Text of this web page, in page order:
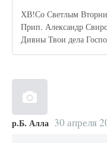
ХВ!Со Светлым
Прип. Александр
Дивны Твои дела
р.Б. Алла 30 апреля